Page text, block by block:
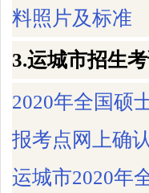
料照片及标准
3.运城市招生
2020年全国硕
报考点网上确
运城市2020年